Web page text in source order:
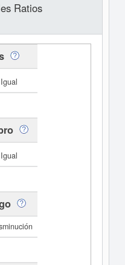
Ratios
Igual
Igual